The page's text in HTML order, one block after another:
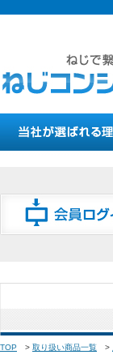
TOP > 取り扱い商品一覧 >